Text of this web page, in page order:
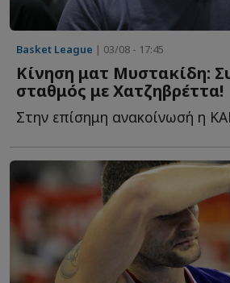
Basket League | 03/08 - 17:45
Κίνηση ματ Μυστακίδη:
σταθμός με Χατζηβρέττα!